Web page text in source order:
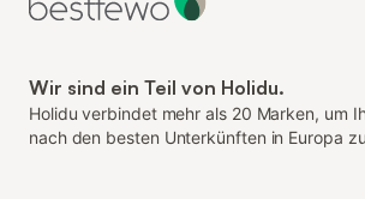
Wir sind ein Teil von Holidu.
Holidu verbindet mehr als 20 Marken, um
nach den besten Unterkünften in Europa